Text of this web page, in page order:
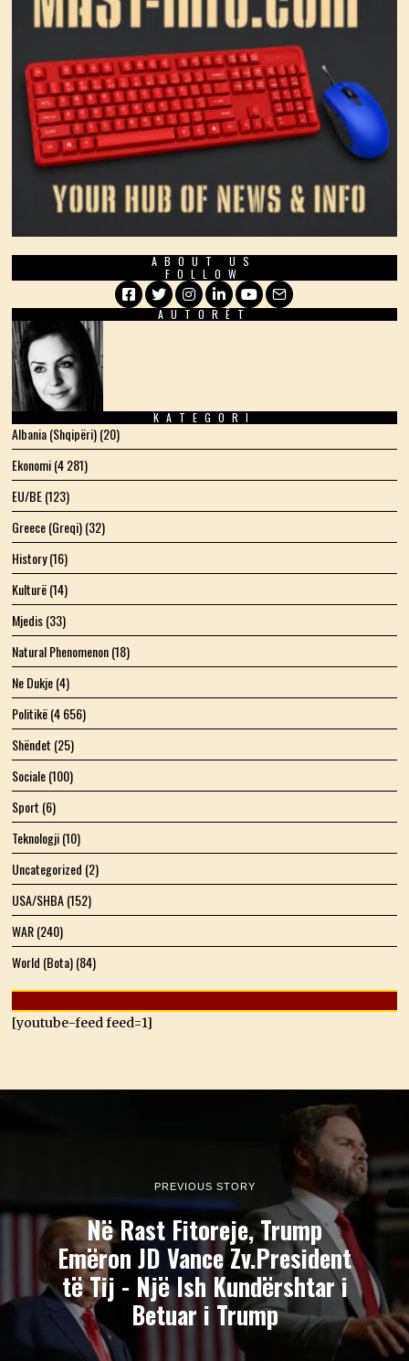
ABOUT US
FOLLOW
Facebook
TwitterInstagram
LinkedIn
YouTube
Email
AUTORËT
KATEGORI
Albania (Shqipëri)(20)
Ekonomi(4 281)
EU/BE(123)
Greece (Greqi)(32)
History(16)
Kulturë(14)
Mjedis(33)
Natural Phenomenon(18)
Ne Dukje(4)
Politikë(4 656)
Shëndet (25)
Sociale(100)
Sport (6)
Teknologji(10)
Uncategorized (2)
USA/SHBA(152)
WAR(240)
World (Bota)(84)
[youtube-feed feed=1]
PREVIOUS STORY
Në Rast Fitoreje, Trump
Emëron JD Vance Zv.President
të Tij - Një Ish Kundërshtar i
Betuar i Trump